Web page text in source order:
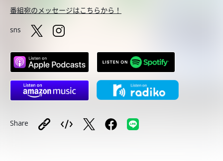
番組宛のメッセージはこちらから！
sns
Share